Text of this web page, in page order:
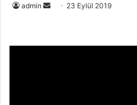
admin
Bir
göndermek
23 Eylül 2019